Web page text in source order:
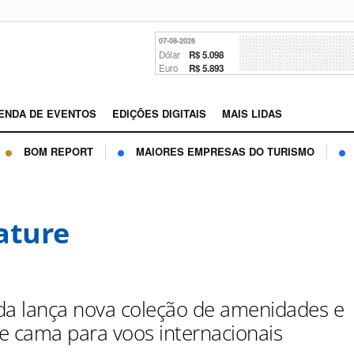
07-08-2026
Dólar R$ 5.098
Euro R$ 5.893
DE EVENTOS EDIÇÕES DIGITAIS MAIS LIDAS
BOM REPORT MAIORES EMPRESAS DO TURISMO
lança nova coleção de amenidades e
cama para voos internacionais